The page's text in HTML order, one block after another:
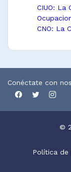
CIUO: La
CNO: La
Conéctate con
©
Política